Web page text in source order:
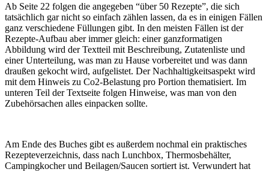
Ab Seite 22 folgen die angegeben “über 50 Rezepte”, die sich
tatsächlich gar nicht so einfach zählen lassen, da es in einigen Fällen
ganz verschiedene Füllungen gibt. In den meisten Fällen ist der
Rezepte-Aufbau aber immer gleich: einer ganzformatigen
Abbildung wird der Textteil mit Beschreibung, Zutatenliste und
einer Unterteilung, was man zu Hause vorbereitet und was dann
draußen gekocht wird, aufgelistet. Der Nachhaltigkeitsaspekt wird
mit dem Hinweis zu Co2-Belastung pro Portion thematisiert. Im
unteren Teil der Textseite folgen Hinweise, was man von den
Zubehörsachen alles einpacken sollte.
Am Ende des Buches gibt es außerdem nochmal ein praktisches
Rezepteverzeichnis, dass nach Lunchbox, Thermosbehälter,
Campingkocher und Beilagen/Saucen sortiert ist. Verwundert hat